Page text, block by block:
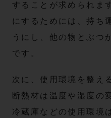
することが求められま
にするためには、持ち
うにし、他の物とぶつ
です。
次に、使用環境を整え
断熱材は温度や湿度の
冷蔵庫などの使用環境